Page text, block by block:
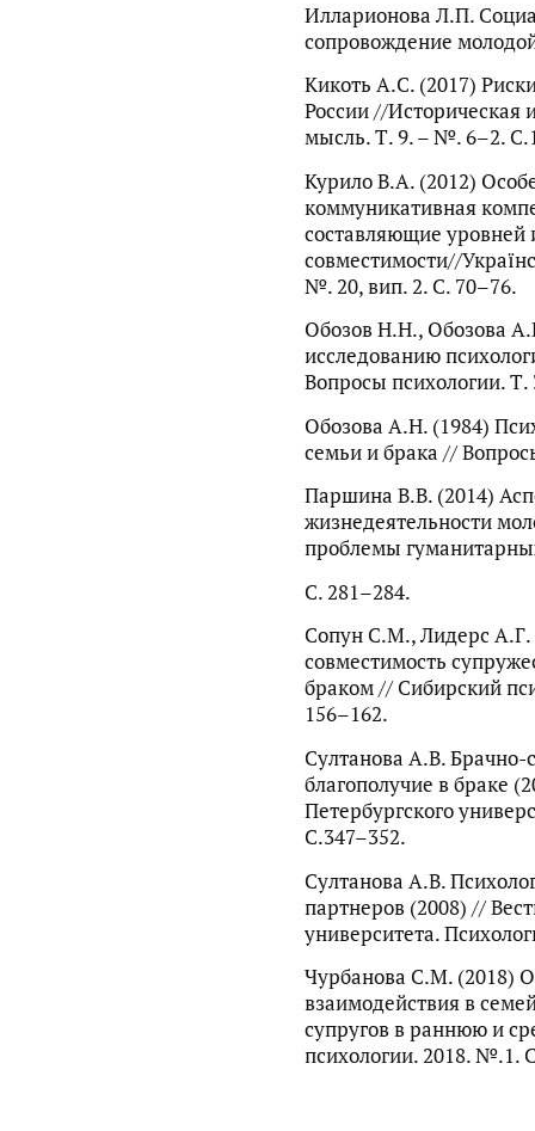
Илларионова Л.П.
сопровождение
Кикоть А.С. (2017)
России //Историческая
мысль. Т. 9. – №. 6–2.
Курило В.А. (2012)
коммуникативная
составляющие уровней
совместимости//
№. 20, вип. 2. С. 70–76.
Обозов Н.Н., Обозова
исследованию
Вопросы психологии.
Обозова А.Н. (1984)
семьи и брака //
Паршина В.В. (2014)
жизнедеятельности
проблемы
С. 281–284.
Сопун С.М., Лидерc А.Г.
совместимость
браком // Сибирский
156–162.
Султанова А.В. Брачно-
благополучие в браке
Петербургского
С.347–352.
Султанова А.В.
партнеров (2008) //
университета.
Чурбанова С.М. (2018)
взаимодействия в
супругов в раннюю и
психологии. 2018. №.1.